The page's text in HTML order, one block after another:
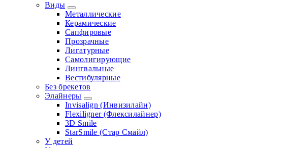
Виды
Металлические
Керамические
Сапфировые
Прозрачные
Лигатурные
Самолигирующие
Лингвальные
Вестибулярные
Без брекетов
Элайнеры
Invisalign (Инвизилайн)
Flexiligner (Флексилайнер)
3D Smile
StarSmile (Стар Смайл)
У детей